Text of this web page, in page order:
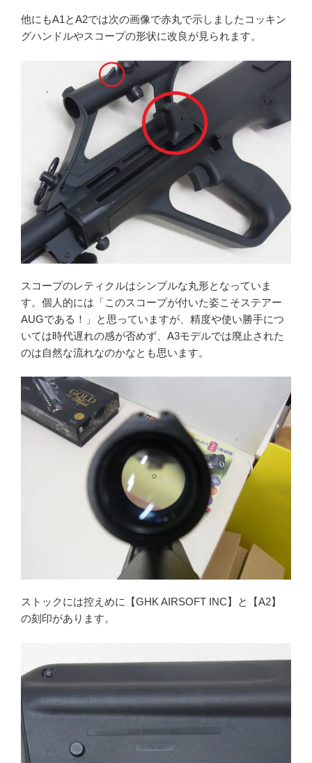
かんたんLINE相談
お申込みフォーム
くれいも屋について
スタッフ紹介
スタッフブログ
オンラインショップ
他にもA1とA2では次の画像で赤丸で示しましたコッキン
グハンドルやスコープの形状に改良が見られます。
スコープのレティクルはシンプルな丸形となっていま
す。個人的には「このスコープが付いた姿こそステアー
AUGである！」と思っていますが、精度や使い勝手につ
いては時代遅れの感が否めず、A3モデルでは廃止された
のは自然な流れなのかなとも思います。
ストックには控えめに【GHK AIRSOFT INC】と【A2】
の刻印があります。